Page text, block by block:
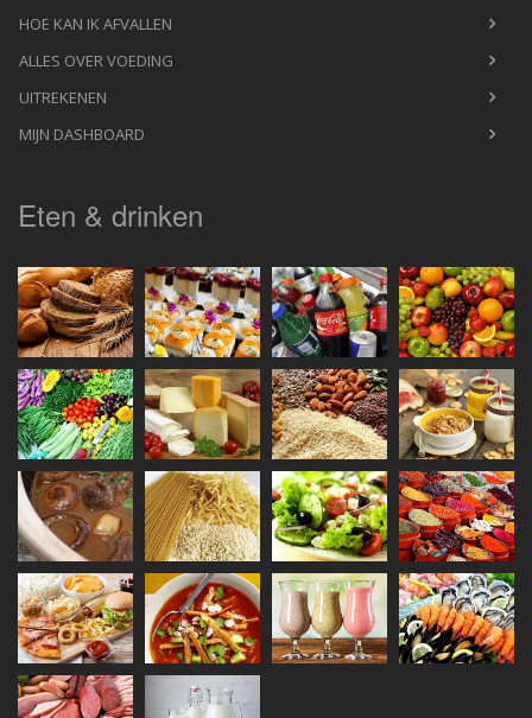
HOE KAN IK AFVALLEN
ALLES OVER VOEDING
UITREKENEN
MIJN DASHBOARD
Eten & drinken